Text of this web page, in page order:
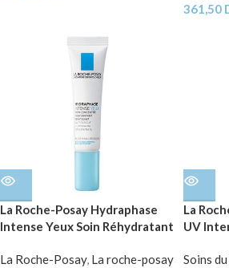
361,50
La Roche-Posay Hydraphase
Intense Yeux Soin Réhydratant
La Roche-Posay, La roche-posay
La
UV
Soins